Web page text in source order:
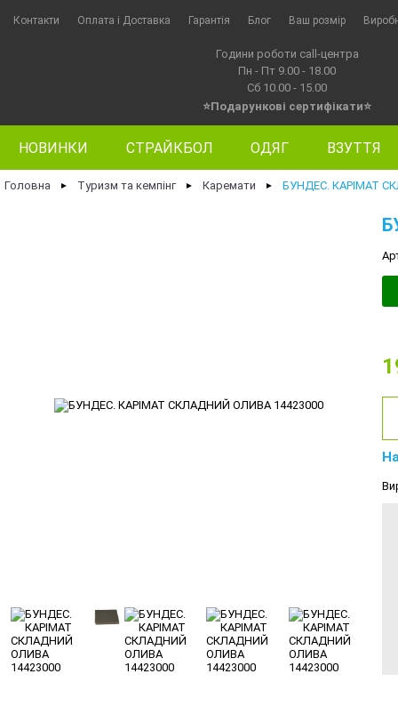
Контакти Оплата i Доставка Гарантія Блог Ваш розмір
Години роботи call-центра
Пн - Пт 9.00 - 18.00
Сб 10.00 - 15.00
⭐Подарункові сертифікати⭐
НОВИНКИ СТРАЙКБОЛ ОДЯГ ВЗУТТЯ
Головна ► Туризм та кемпінг ► Каремати ► БУНДЕС. КАРІМАТ